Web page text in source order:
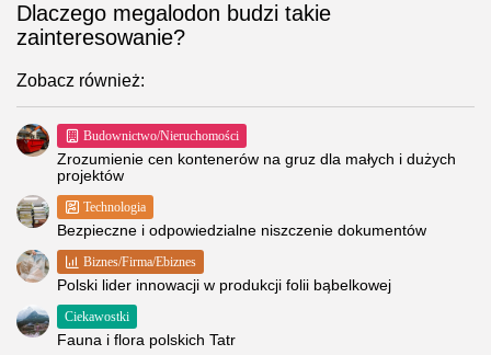
Dlaczego megalodon budzi takie
zainteresowanie?
Zobacz również:
Budownictwo/Nieruchomości
Zrozumienie cen kontenerów na gruz dla małych i dużych
projektów
Technologia
Bezpieczne i odpowiedzialne niszczenie dokumentów
Biznes/Firma/Ebiznes
Polski lider innowacji w produkcji folii bąbelkowej
Ciekawostki
Fauna i flora polskich Tatr